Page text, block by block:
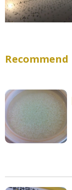
Recommend